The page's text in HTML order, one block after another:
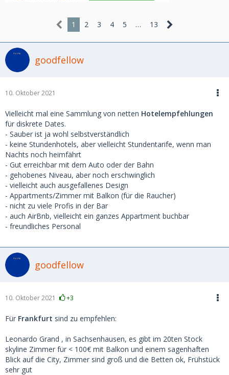
1 2 3 4 5 … 13
goodfellow
10. Oktober 2021
Vielleicht mal eine Sammlung von netten Hotelempfehlungen
für diskrete Dates.
- Sauber ist ja wohl selbstverständlich
- keine Stundenhotels, aber vielleicht Stundentarife, wenn man
Nachts noch heimfährt
- Gut erreichbar mit dem Auto oder der Bahn
- gehobenes Niveau, aber noch erschwinglich
- vielleicht auch ausgefallenes Design
- Appartments/Zimmer mit Balkon (für die Raucher)
- nicht zu viele Profis in der Bar
- auch AirBnb, vielleicht ein ganzes Appartment buchbar
- freundliches Personal
goodfellow
10. Oktober 2021 +3
Für Frankfurt sind zu empfehlen:
Leonardo Grand , in Sachsenhausen, es gibt im 20ten Stock
skyline Zimmer für < 100€ mit Balkon und einem sagenhaften
Blick auf die City, Zimmer sind groß und die Betten ok, Frühstück
sehr gut